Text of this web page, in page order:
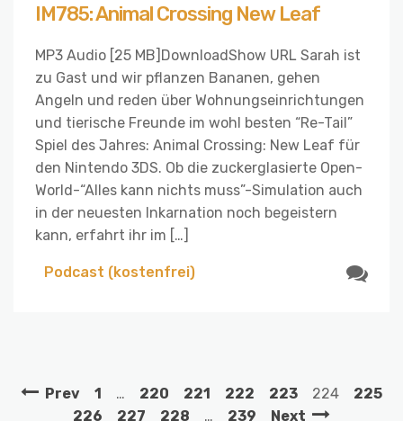
IM785: Animal Crossing New Leaf
MP3 Audio [25 MB]DownloadShow URL Sarah ist
zu Gast und wir pflanzen Bananen, gehen
Angeln und reden über Wohnungseinrichtungen
und tierische Freunde im wohl besten “Re-Tail”
Spiel des Jahres: Animal Crossing: New Leaf für
den Nintendo 3DS. Ob die zuckerglasierte Open-
World-“Alles kann nichts muss”-Simulation auch
in der neuesten Inkarnation noch begeistern
kann, erfahrt ihr im […]
Podcast (kostenfrei)
Prev 1 … 220 221 222 223 224
225
226
227 228 … 239 Next